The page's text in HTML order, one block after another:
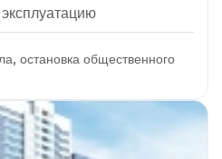
остановка общественного